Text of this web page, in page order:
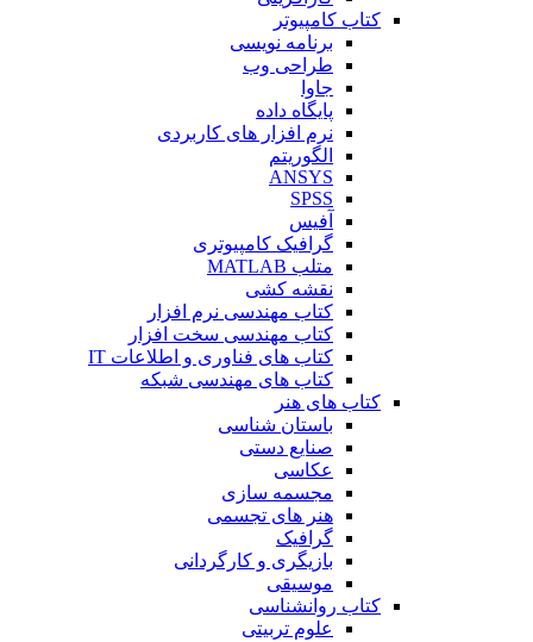
کتاب کامپیوتر
برنامه نویسی
طراحی وب
جاوا
پایگاه داده
نرم افزار های کاربردی
الگوریتم
ANSYS
SPSS
آفیس
گرافیک کامپیوتری
متلب MATLAB
نقشه کشی
کتاب مهندسی نرم افزار
کتاب مهندسی سخت افزار
کتاب های فناوری و اطلاعات IT
کتاب های مهندسی شبکه
کتاب های هنر
باستان شناسی
صنایع دستی
عکاسی
مجسمه سازی
هنر های تجسمی
گرافیک
بازیگری و کارگردانی
موسیقی
کتاب روانشناسی
علوم تربیتی